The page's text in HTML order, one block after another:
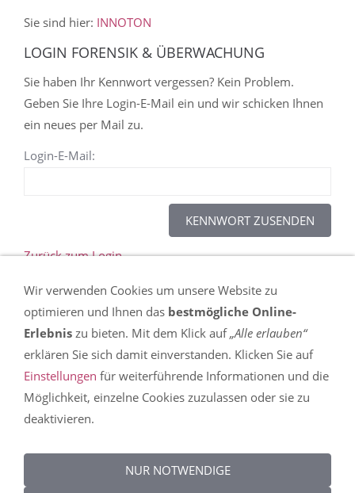
Sie sind hier: INNOTON
LOGIN FORENSIK & ÜBERWACHUNG
Sie haben Ihr Kennwort vergessen? Kein Problem.
Geben Sie Ihre Login-E-Mail ein und wir schicken Ihnen
ein neues per Mail zu.
Login-E-Mail:
Zurück zum Login
da Sie der Speicherung der für die Darstellung
widersprochen haben. In
Nutzung von Cookies auf dieser Seite und können
Ihre Präferenzen detailliert anpassen.
DIESEN COOKIE ZULASSEN
Wir verwenden Cookies um unsere Website zu
optimieren und Ihnen das bestmögliche Online-
Erlebnis zu bieten. Mit dem Klick auf„Alle erlauben“
erklären Sie sich damit einverstanden. Klicken Sie auf
Einstellungen für weiterführende Informationen und die
Möglichkeit, einzelne Cookies zuzulassen oder sie zu
deaktivieren.
NUR NOTWENDIGE